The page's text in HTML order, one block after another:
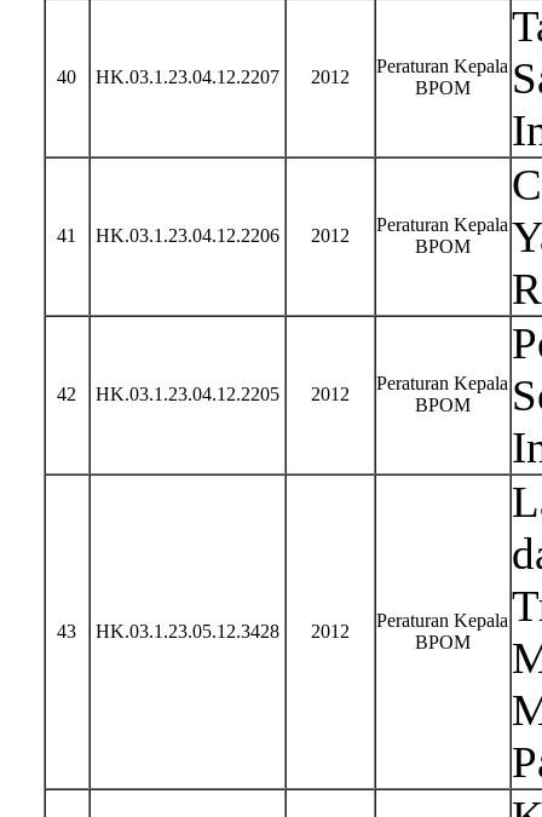
40 HK.03.1.23.04.12.2207 2012
Peraturan Kepala
BPOM
41 HK.03.1.23.04.12.2206 2012
Peraturan Kepala
BPOM
42 HK.03.1.23.04.12.2205 2012
Peraturan Kepala
BPOM
43 HK.03.1.23.05.12.3428 2012
Peraturan Kepala
BPOM